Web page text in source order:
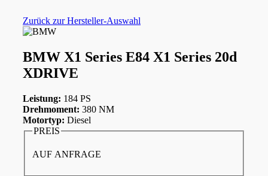
Zurück zur Hersteller-Auswahl
BMW X1 Series E84 X1 Series 20d
XDRIVE
Leistung: 184 PS
Drehmoment: 380 NM
Motortyp: Diesel
PREIS
AUF ANFRAGE